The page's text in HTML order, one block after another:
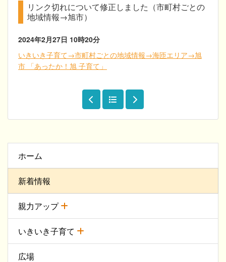
ホーム
新着情報
親力アップ
いきいき子育て
広場
リンク切れについて修正しました（市町村ごとの
地域情報→旭市）
2024年2月27日 10時20分
いきいき子育て→市町村ごとの地域情報→海匝エリア→旭
市 「あったか！旭 子育て」